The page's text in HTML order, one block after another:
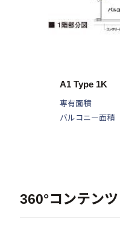
A1 Type 1K
専有面積
バルコニー面積
360°コンテンツ